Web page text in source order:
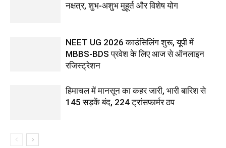
नक्षत्र, शुभ-अशुभ मुहूर्त और विशेष योग
NEET UG 2026 काउंसिलिंग शुरू, यूपी में
MBBS-BDS प्रवेश के लिए आज से ऑनलाइन
रजिस्ट्रेशन
हिमाचल में मानसून का कहर जारी, भारी बारिश से
145 सड़कें बंद, 224 ट्रांसफार्मर ठप